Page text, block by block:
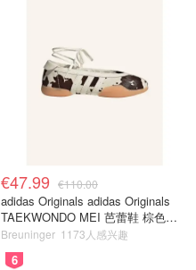
€47.99 €110.00
adidas Originals adidas Originals
TAEKWONDO MEI 芭蕾鞋 棕色米
色
Breuninger 1173人感兴趣
6